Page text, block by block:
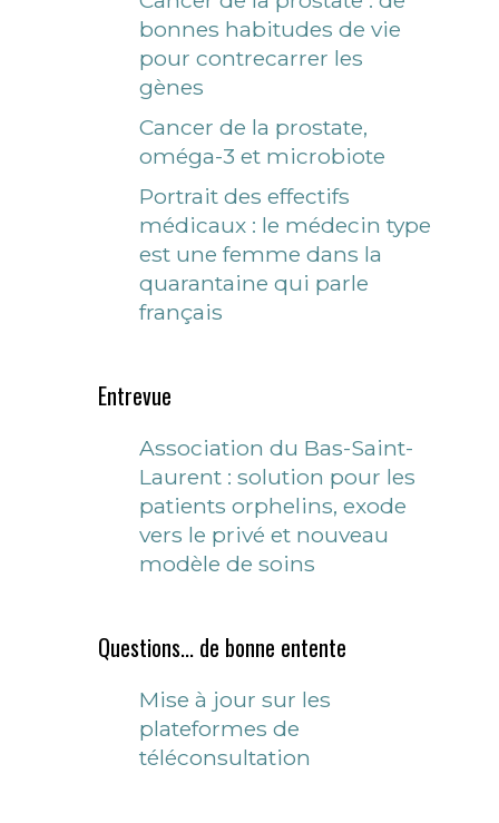
bonnes habitudes de vie
pour contrecarrer les
gènes
Cancer de la prostate,
oméga-3 et microbiote
Portrait des effectifs
médicaux : le médecin type
est une femme dans la
quarantaine qui parle
français
Entrevue
Association du Bas-Saint-
Laurent : solution pour les
patients orphelins, exode
vers le privé et nouveau
modèle de soins
Questions... de bonne entente
Mise à jour sur les
plateformes de
téléconsultation